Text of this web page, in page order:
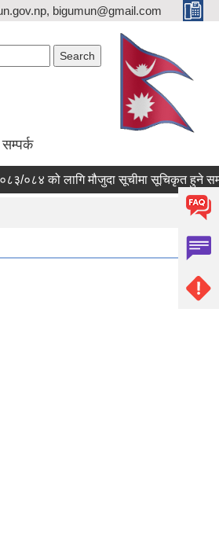
bigumun@gmail.com
सम्पर्क
को लागि मौजुदा सूचीमा सूचिकृत हुने